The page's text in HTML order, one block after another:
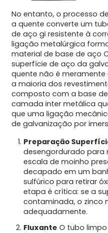
No entanto, o processo
a quente converte um
de aço gi resistente à
ligação metalúrgica
material de base de aço
superfície de aço da
quente não é
a maioria dos
composto com a base
camada inter metálica
que uma ligação
de galvanização por
Preparação
desengordurado para
escala de moinho
decapado em um
sulfúrico para retirar
etapa é crítica: se a
contaminada, o zinco
adequadamente.
Fluxante O tubo